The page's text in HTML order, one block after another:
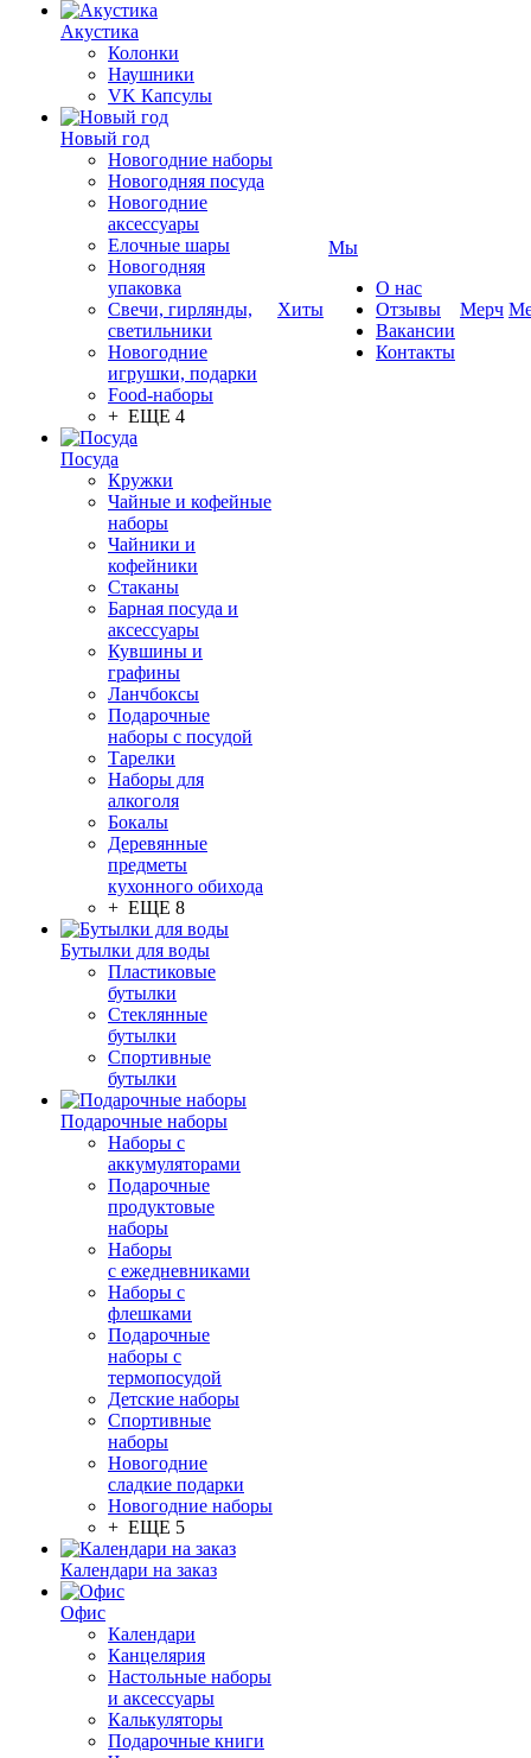
Акустика
Колонки
Наушники
VK Капсулы
Новый год
Новогодние наборы
Новогодняя посуда
Новогодние
аксессуары
Елочные шары
Новогодняя
упаковка
Свечи, гирлянды,
светильники
Новогодние
игрушки, подарки
Food-наборы
+ ЕЩЕ 4
Посуда
Кружки
Чайные и кофейные
наборы
Чайники и
кофейники
Стаканы
Барная посуда и
аксессуары
Кувшины и
графины
Ланчбоксы
Подарочные
наборы с посудой
Тарелки
Наборы для
алкоголя
Бокалы
Деревянные
предметы
кухонного обихода
+ ЕЩЕ 8
Бутылки для воды
Пластиковые
бутылки
Стеклянные
бутылки
Спортивные
бутылки
Подарочные наборы
Наборы с
аккумуляторами
Подарочные
продуктовые
наборы
Наборы
с ежедневниками
Наборы с
флешками
Подарочные
наборы с
термопосудой
Детские наборы
Спортивные
наборы
Новогодние
сладкие подарки
Новогодние наборы
+ ЕЩЕ 5
Календари на заказ
Офис
Календари
Канцелярия
Настольные наборы
и аксессуары
Калькуляторы
Подарочные книги
Хиты
Мы
О нас
Отзывы
Вакансии
Контакты
Мерч